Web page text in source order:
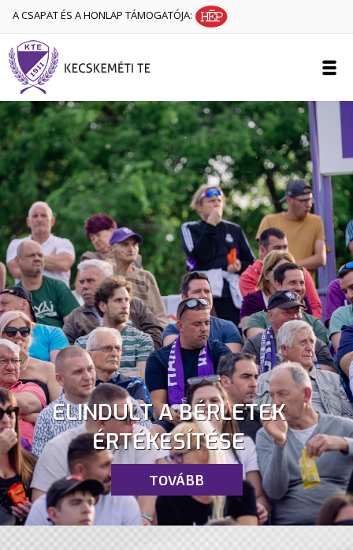
A CSAPAT ÉS A HONLAP TÁMOGATÓJA:
ELINDULT A BÉRLETEK
ÉRTÉKESÍTÉSE
TOVÁBB